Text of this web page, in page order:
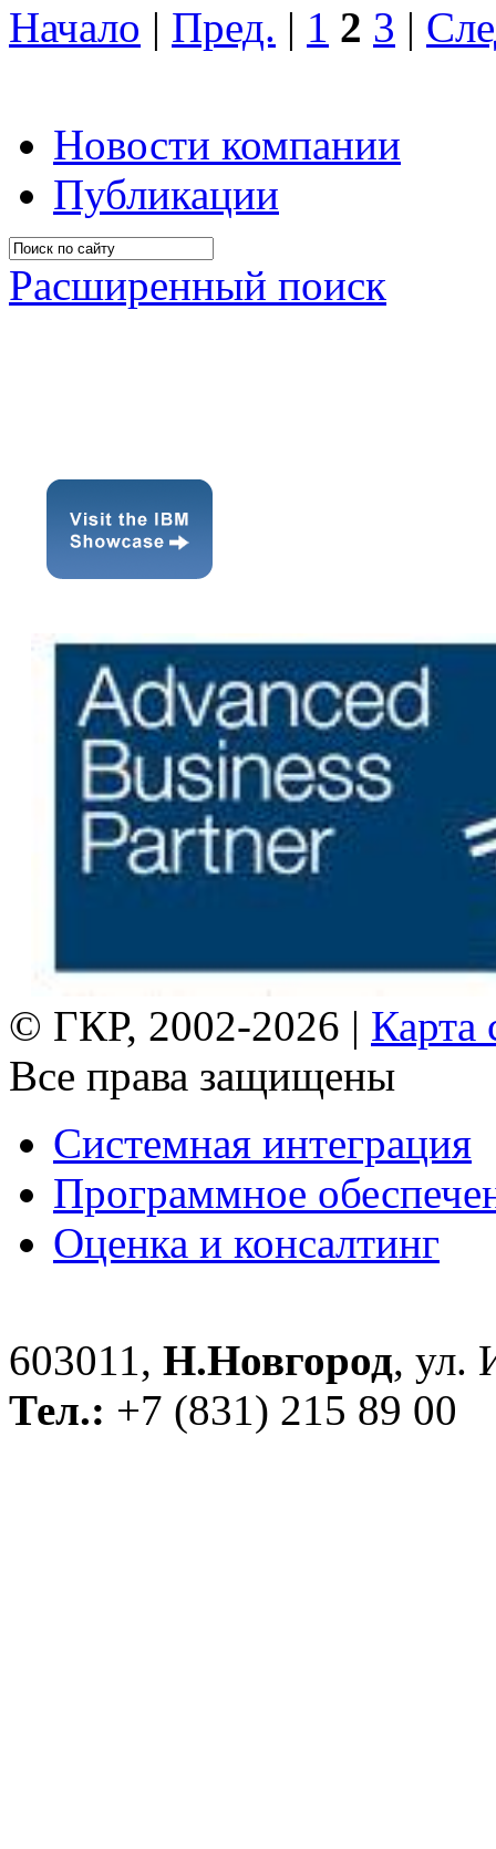
Начало | Пред. | 1 2 3 |
Новости компании
Публикации
Расширенный поиск
© ГКР, 2002-2026 | Карта
Все права защищены
Системная интеграция
Программное
Оценка и консалтинг
603011, Н.Новгород, ул.
Тел.: +7 (831) 215 89 00